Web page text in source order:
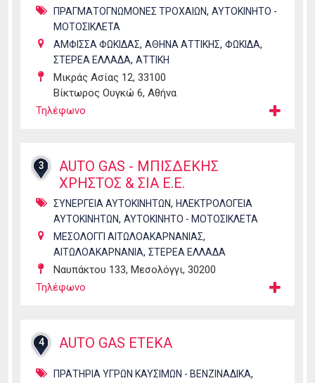
ΠΡΑΓΜΑΤΟΓΝΩΜΟΝΕΣ ΤΡΟΧΑΙΩΝ, ΑΥΤΟΚΙΝΗΤΟ -
ΜΟΤΟΣΙΚΛΕΤΑ
ΑΜΦΙΣΣΑ ΦΩΚΙΔΑΣ, ΑΘΗΝΑ ΑΤΤΙΚΗΣ, ΦΩΚΙΔΑ,
ΣΤΕΡΕΑ ΕΛΛΑΔΑ, ΑΤΤΙΚΗ
Μικράς Ασίας 12, 33100
Βίκτωρος Ουγκώ 6, Αθήνα
Τηλέφωνο
3
AUTO GAS - ΜΠΙΣΔΕΚΗΣ
ΧΡΗΣΤΟΣ & ΣΙΑ Ε.Ε.
ΣΥΝΕΡΓΕΙΑ ΑΥΤΟΚΙΝΗΤΩΝ, ΗΛΕΚΤΡΟΛΟΓΕΙΑ
ΑΥΤΟΚΙΝΗΤΩΝ, ΑΥΤΟΚΙΝΗΤΟ - ΜΟΤΟΣΙΚΛΕΤΑ
ΜΕΣΟΛΟΓΓΙ ΑΙΤΩΛΟΑΚΑΡΝΑΝΙΑΣ,
ΑΙΤΩΛΟΑΚΑΡΝΑΝΙΑ, ΣΤΕΡΕΑ ΕΛΛΑΔΑ
Ναυπάκτου 133, Μεσολόγγι, 30200
Τηλέφωνο
4 AUTO GAS ETEKA
ΠΡΑΤΗΡΙΑ ΥΓΡΩΝ ΚΑΥΣΙΜΩΝ - ΒΕΝΖΙΝΑΔΙΚΑ,